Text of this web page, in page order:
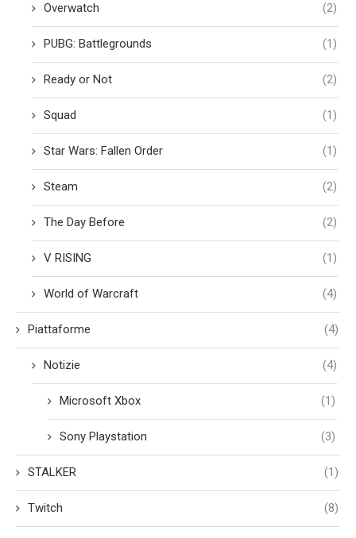
Overwatch (2)
PUBG: Battlegrounds (1)
Ready or Not (2)
Squad (1)
Star Wars: Fallen Order (1)
Steam (2)
The Day Before (2)
V RISING (1)
World of Warcraft (4)
Piattaforme (4)
Notizie (4)
Microsoft Xbox (1)
Sony Playstation (3)
STALKER (1)
Twitch (8)